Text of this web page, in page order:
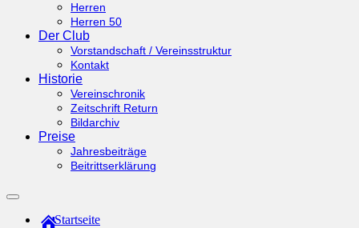
Herren
Herren 50
Der Club
Vorstandschaft / Vereinsstruktur
Kontakt
Historie
Vereinschronik
Zeitschrift Return
Bildarchiv
Preise
Jahresbeiträge
Beitrittserklärung
Suchfeld
ein-/ausblendenStartseite